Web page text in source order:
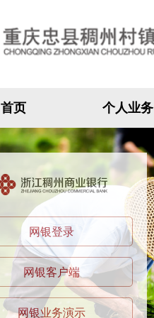
首页 个人业务
网银登录
网银客户端
网银业务演示